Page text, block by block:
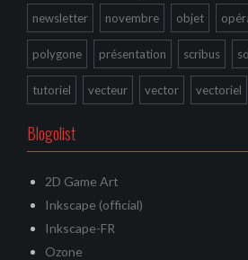
newsletter novembre objet
polygone présentation scribus
tutoriel vecteur vector vectoriel
Blogolist
2D Game Art
Inkscape (official)
Inkscape-FR
Ozone